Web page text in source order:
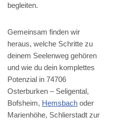
begleiten.
Gemeinsam finden wir
heraus, welche Schritte zu
deinem Seelenweg gehören
und wie du dein komplettes
Potenzial in 74706
Osterburken – Seligental,
Bofsheim, Hemsbach oder
Marienhöhe, Schlierstadt zur